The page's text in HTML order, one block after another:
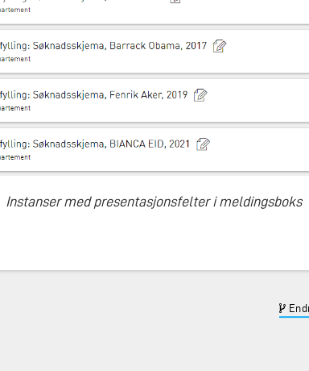
Instanser med presentasjonsfelter i meldingsboks